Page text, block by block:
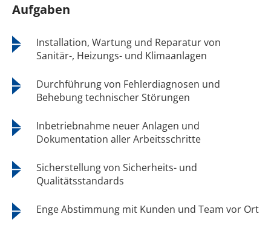
Aufgaben
Installation, Wartung und Reparatur von
Sanitär-, Heizungs- und Klimaanlagen
Durchführung von Fehlerdiagnosen und
Behebung technischer Störungen
Inbetriebnahme neuer Anlagen und
Dokumentation aller Arbeitsschritte
Sicherstellung von Sicherheits- und
Qualitätsstandards
Enge Abstimmung mit Kunden und Team vor Ort